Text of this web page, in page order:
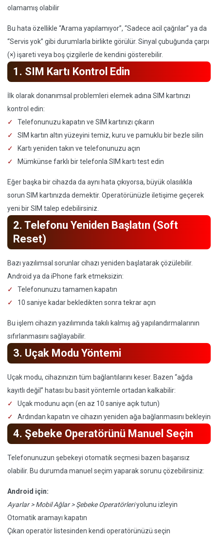
olamamış olabilir
Bu hata özellikle “Arama yapılamıyor”, “Sadece acil çağrılar” ya da
“Servis yok” gibi durumlarla birlikte görülür. Sinyal çubuğunda çarpı
(×) işareti veya boş çizgilerle de kendini gösterebilir.
1. SIM Kartı Kontrol Edin
İlk olarak donanımsal problemleri elemek adına SIM kartınızı
kontrol edin:
Telefonunuzu kapatın ve SIM kartınızı çıkarın
SIM kartın altın yüzeyini temiz, kuru ve pamuklu bir bezle silin
Kartı yeniden takın ve telefonunuzu açın
Mümkünse farklı bir telefonla SIM kartı test edin
Eğer başka bir cihazda da aynı hata çıkıyorsa, büyük olasılıkla
sorun SIM kartınızda demektir. Operatörünüzle iletişime geçerek
yeni bir SIM talep edebilirsiniz.
2. Telefonu Yeniden Başlatın (Soft
Reset)
Bazı yazılımsal sorunlar cihazı yeniden başlatarak çözülebilir.
Android ya da iPhone fark etmeksizin:
Telefonunuzu tamamen kapatın
10 saniye kadar bekledikten sonra tekrar açın
Bu işlem cihazın yazılımında takılı kalmış ağ yapılandırmalarının
sıfırlanmasını sağlayabilir.
3. Uçak Modu Yöntemi
Uçak modu, cihazınızın tüm bağlantılarını keser. Bazen “ağda
kayıtlı değil” hatası bu basit yöntemle ortadan kalkabilir:
Uçak modunu açın (en az 10 saniye açık tutun)
Ardından kapatın ve cihazın yeniden ağa bağlanmasını bekleyin
4. Şebeke Operatörünü Manuel Seçin
Telefonunuzun şebekeyi otomatik seçmesi bazen başarısız
olabilir. Bu durumda manuel seçim yaparak sorunu çözebilirsiniz:
Android için:
Ayarlar > Mobil Ağlar > Şebeke Operatörleriyolunu izleyin
Otomatik aramayı kapatın
Çıkan operatör listesinden kendi operatörünüzü seçin